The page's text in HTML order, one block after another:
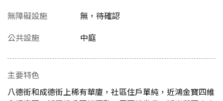
無障礙設施
無，待確認
公共設施
中庭
主要特色
八德街和成德街上稀有華廈，社區住戶單純，近鴻金寶四維